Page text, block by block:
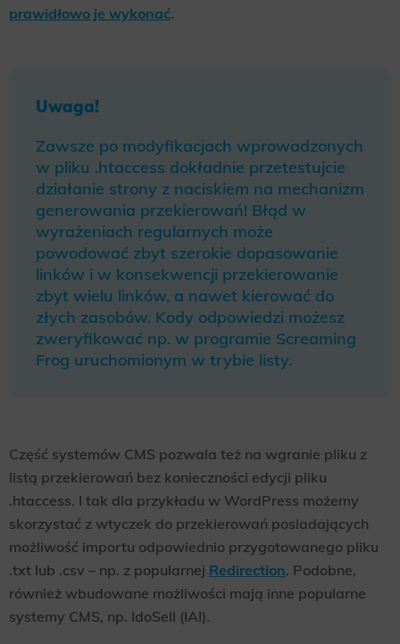
prawidłowo je wykonać.
Uwaga!
Zawsze po modyfikacjach wprowadzonych
w pliku .htaccess dokładnie przetestujcie
działanie strony z naciskiem na mechanizm
generowania przekierowań! Błąd w
wyrażeniach regularnych może
powodować zbyt szerokie dopasowanie
linków i w konsekwencji przekierowanie
zbyt wielu linków, a nawet kierować do
złych zasobów. Kody odpowiedzi możesz
zweryfikować np. w programie Screaming
Frog uruchomionym w trybie listy.
Część systemów CMS pozwala też na wgranie pliku z
listą przekierowań bez konieczności edycji pliku
.htaccess. I tak dla przykładu w WordPress możemy
skorzystać z wtyczek do przekierowań posiadających
możliwość importu odpowiednio przygotowanego pliku
.txt lub .csv – np. z popularnej Redirection. Podobne,
również wbudowane możliwości mają inne popularne
systemy CMS, np. IdoSell (IAI).